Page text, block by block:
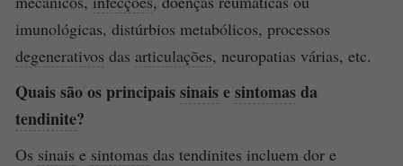
imunológicas, distúrbios metabólicos, processos
degenerativos das articulações, neuropatias várias, etc.
Quais são os principaissinaisesintomasda
tendinite?
Os sinais e sintomas das tendinites incluem dor e